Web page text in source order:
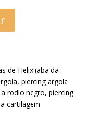
de Helix (aba da
, piercing argola
rodio negro, piercing
cartilagem